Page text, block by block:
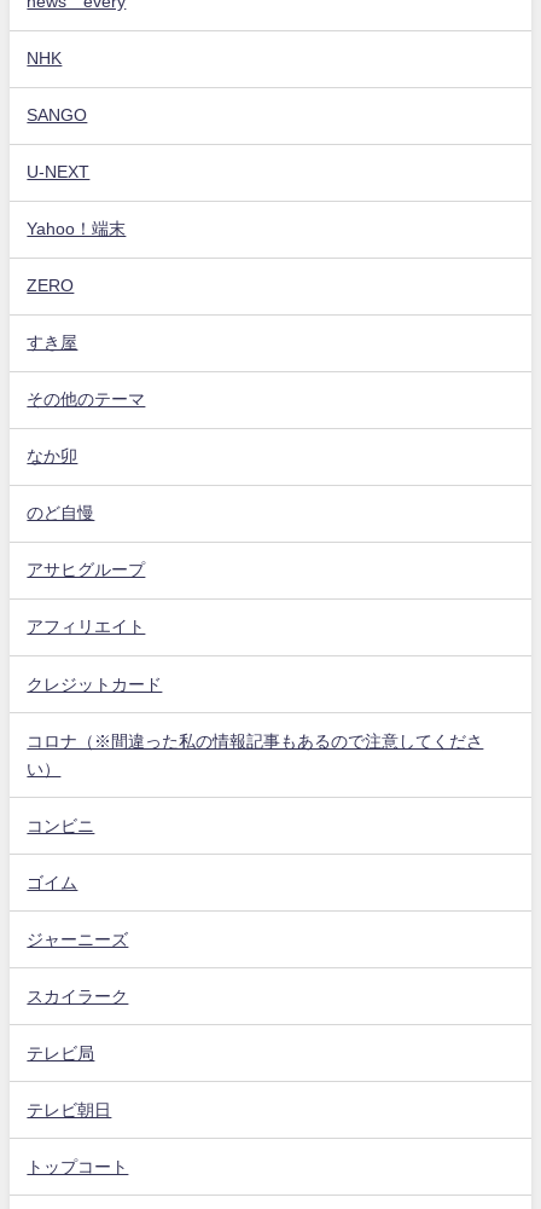
NHK
SANGO
U-NEXT
Yahoo！端末
ZERO
すき屋
その他のテーマ
なか卯
のど自慢
アサヒグループ
アフィリエイト
クレジットカード
コロナ（※間違った私の情報記事もあるので注意してくださ
い）
コンビニ
ゴイム
ジャーニーズ
スカイラーク
テレビ局
テレビ朝日
トップコート